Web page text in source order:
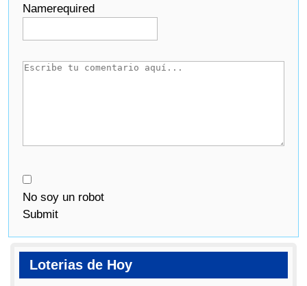
Namerequired
No soy un robot
Submit
Loterias de Hoy